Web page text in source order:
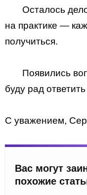
Осталось дело
на практике —
получиться.
Появились
буду рад
С уважением,
Вас могут
похожие